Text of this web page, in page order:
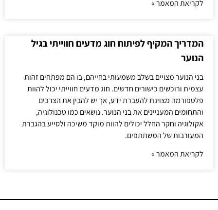
לקריאת המאמר »
המדריך המקיף לפיתוח חוג מדעים חווייתי בגיל
הנוער
בני הנוער מצויים בשלב משמעותי בחייהם, בו הם מפתחים זהות
עצמית ורוכשים כישורים חדשים. חוג מדעים חווייתי יכול להוות
פלטפורמה מצוינת להעברת ידע, אך יש להבין את הצרכים
והתחומים המעניינים את בני הנוער. נושאים כמו טכנולוגיה,
אקולוגיה וחקר החלל יכולים להוות מוקד משיכה ולסייע בהגברת
המעורבות של המשתתפים.
לקריאת המאמר »